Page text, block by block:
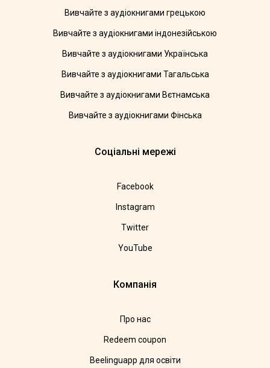
Вивчайте з аудіокнигами грецькою
Вивчайте з аудіокнигами індонезійською
Вивчайте з аудіокнигами Українська
Вивчайте з аудіокнигами Тагальська
Вивчайте з аудіокнигами Вєтнамська
Вивчайте з аудіокнигами Фінська
Соціальні мережі
Facebook
Instagram
Twitter
YouTube
Компанія
Про нас
Redeem coupon
Beelinguapp для освіти